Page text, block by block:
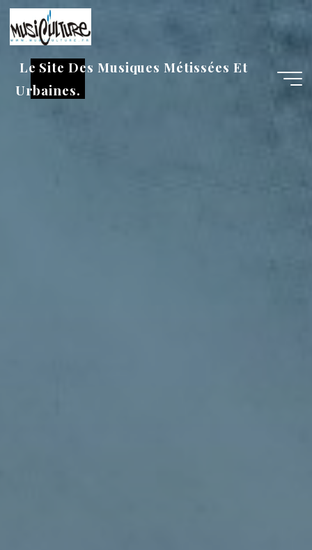
Aller
au
contenu
Le Site Des Musiques Métissées Et
Urbaines.